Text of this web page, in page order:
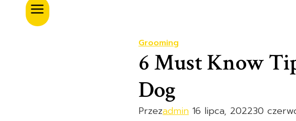
Grooming
6 Must Know
Dog
Przezadmin 16 lipca, 202230